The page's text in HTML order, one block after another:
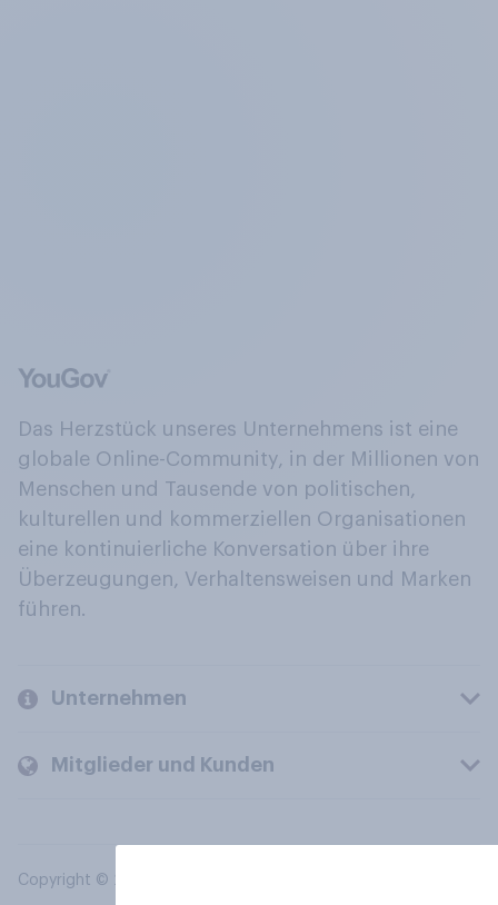
Das Herzstück unseres Unternehmens ist eine
globale Online-Community, in der Millionen von
Menschen und Tausende von politischen,
kulturellen und kommerziellen Organisationen
eine kontinuierliche Konversation über ihre
Überzeugungen, Verhaltensweisen und Marken
führen.
Unternehmen
Mitglieder und Kunden
Copyright © 2026 YouGov PLC. Alle Rechte vorbehalten.